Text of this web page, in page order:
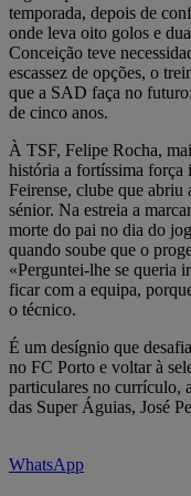
temporada, depois de
onde leva oito golos e
Conceição teve
escassez de opções, o
que a SAD faça no
de cinco anos.
À TSF, Felipe Rocha,
história a fortíssima
Feirense, clube que abriu
sénior. Na estreia a
morte do pai no dia do
quando soube que o
«Perguntei-lhe se queria
ficar com a equipa,
o técnico.
É um desígnio que
no FC Porto e voltar à
particulares no currículo,
das Super Águias, José
WhatsApp